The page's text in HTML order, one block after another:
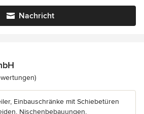
Nachricht
5 von 5 Sternen
Einbauschränke mit Schiebetüren
Nischenbebauungen,